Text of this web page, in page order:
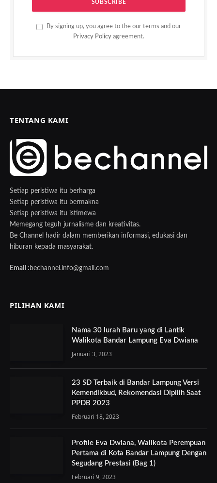
By signing up, you agree to the our terms and our
Privacy Policy agreement.
TENTANG KAMI
Setiap peristiwa itu berharga
Setiap peristiwa itu bermakna
Setiap peristiwa itu istimewa
Memegang teguh jurnalisme dan kreativitas.
Be Channel hadir dalam memberikan informasi, edukasi dan
hiburan kepada masyarakat.
Email : bechannel.info@gmail.com
PILIHAN KAMI
Nama 30 lurah Baru yang di Lantik
Walikota Bandar Lampung Eva Dwiana
Januari 3, 2023
23 SD Terbaik di Bandar Lampung Versi
Kemendikbud, Rekomendasi Dipilih Saat
PPDB 2023
Februari 18, 2023
Profile Eva Dwiana, Walikota Perempuan
Pertama di Kota Bandar Lampung Dengan
Segudang Prestasi (Bag 1)
Februari 9, 2023